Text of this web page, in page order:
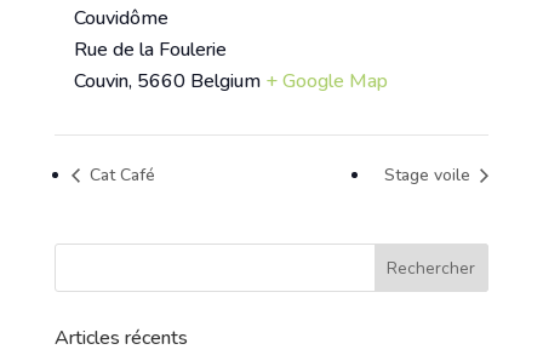
Couvidôme
Rue de la Foulerie
Couvin, 5660 Belgium + Google Map
Cat Café Stage voile
Articles récents